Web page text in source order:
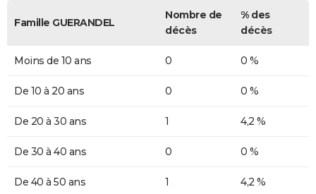
Famille GUERANDEL
Nombre de
décès
% des
décès
Moins de 10 ans 0 0 %
De 10 à 20 ans 0 0 %
De 20 à 30 ans 1 4,2 %
De 30 à 40 ans 0 0 %
De 40 à 50 ans 1 4,2 %